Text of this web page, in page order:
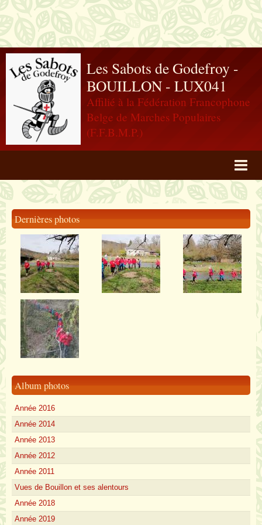
Les Sabots de Godefroy -
BOUILLON - LUX041
Affilié à la Fédération Francophone
Belge de Marches Populaires
(F.F.B.M.P.)
Agenda
Dernières photos
Album photos
Année 2016
Année 2014
Année 2013
Année 2012
Année 2011
Vues de Bouillon et ses alentours
Année 2018
Année 2019